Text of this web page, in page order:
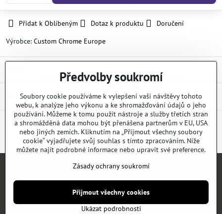
Přidat k Oblíbeným Dotaz k produktu
Doručení
Výrobce: Custom Chrome Europe
Diskuse 0
FacebookTwitterBlueskyPinterestReddit LinkedInWhatsApp
E-
mail
KATALOGY NEWS
©2026CopyrightPředvolby soukromíZásady ochrany soukromí
Předvolby soukromí
Soubory cookie používáme k vylepšení vaší návštěvy tohoto
webu, k analýze jeho výkonu a ke shromažďování údajů o jeho
používání. Můžeme k tomu použít nástroje a služby třetích stran
a shromážděná data mohou být přenášena partnerům v EU, USA
nebo jiných zemích. Kliknutím na „Přijmout všechny soubory
cookie“ vyjadřujete svůj souhlas s tímto zpracováním. Níže
můžete najít podrobné informace nebo upravit své preference.
Zásady ochrany soukromí
Ukázat podrobnosti
Přijmout všechny cookies